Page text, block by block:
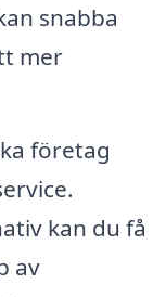
snabba
mer
företag
kan du få
av